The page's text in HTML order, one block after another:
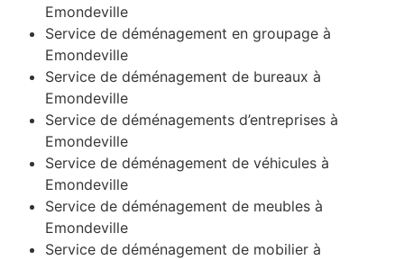
Emondeville
Service de déménagement en groupage à
Emondeville
Service de déménagement de bureaux à
Emondeville
Service de déménagements d’entreprises à
Emondeville
Service de déménagement de véhicules à
Emondeville
Service de déménagement de meubles à
Emondeville
Service de déménagement de mobilier à